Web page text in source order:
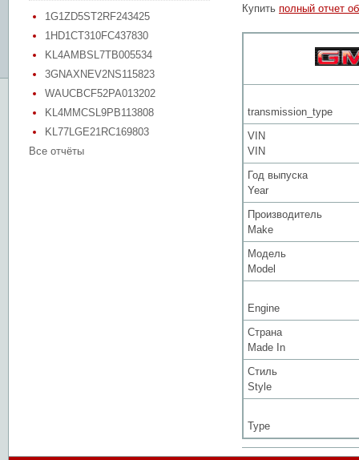
1G1ZD5ST2RF243425
1HD1CT310FC437830
KL4AMBSL7TB005534
3GNAXNEV2NS115823
WAUCBCF52PA013202
KL4MMCSL9PB113808
KL77LGE21RC169803
Все отчёты
Купить полный отчет
transmission_type
VIN
VIN
Год выпуска
Year
Производитель
Make
Модель
Model
Engine
Страна
Made In
Стиль
Style
Type